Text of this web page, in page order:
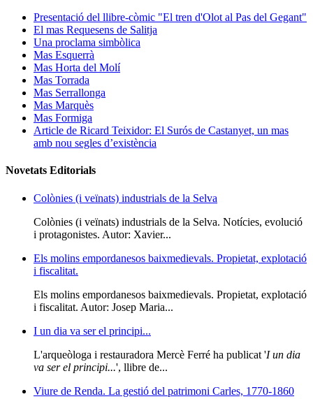
Presentació del llibre-còmic "El tren d'Olot al Pas del Gegant"
El mas Requesens de Salitja
Una proclama simbòlica
Mas Esquerrà
Mas Horta del Molí
Mas Torrada
Mas Serrallonga
Mas Marquès
Mas Formiga
Article de Ricard Teixidor: El Surós de Castanyet, un mas
amb nou segles d’existència
Novetats Editorials
Colònies (i veïnats) industrials de la Selva
Colònies (i veïnats) industrials de la Selva. Notícies, evolució
i protagonistes. Autor: Xavier...
Els molins empordanesos baixmedievals. Propietat, explotació
i fiscalitat.
Els molins empordanesos baixmedievals. Propietat, explotació
i fiscalitat. Autor: Josep Maria...
I un dia va ser el principi...
L'arqueòloga i restauradora Mercè Ferré ha publicat 'I un dia
va ser el principi...', llibre de...
Viure de Renda. La gestió del patrimoni Carles, 1770-1860